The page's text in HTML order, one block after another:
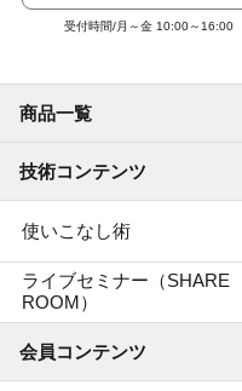
受付時間/月～金 10:00～16:00
商品一覧
技術コンテンツ
使いこなし術
ライブセミナー（SHARE
ROOM）
会員コンテンツ